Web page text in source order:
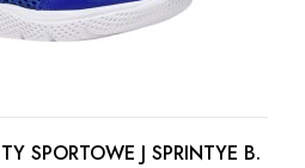
SPORTOWE J SPRINTYE B.